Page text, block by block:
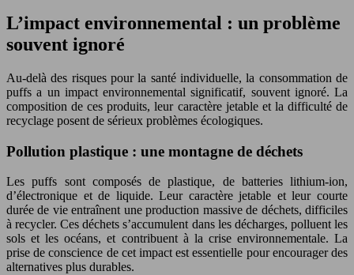
L’impact environnemental : un problème
souvent ignoré
Au-delà des risques pour la santé individuelle, la consommation de
puffs a un impact environnemental significatif, souvent ignoré. La
composition de ces produits, leur caractère jetable et la difficulté de
recyclage posent de sérieux problèmes écologiques.
Pollution plastique : une montagne de déchets
Les puffs sont composés de plastique, de batteries lithium-ion,
d’électronique et de liquide. Leur caractère jetable et leur courte
durée de vie entraînent une production massive de déchets, difficiles
à recycler. Ces déchets s’accumulent dans les décharges, polluent les
sols et les océans, et contribuent à la crise environnementale. La
prise de conscience de cet impact est essentielle pour encourager des
alternatives plus durables.